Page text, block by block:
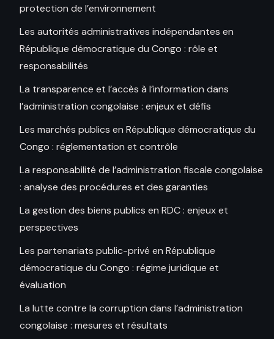
protection de l’environnement
Les autorités administratives indépendantes en
République démocratique du Congo : rôle et
responsabilités
La transparence et l’accès à l’information dans
l’administration congolaise : enjeux et défis
Les marchés publics en République démocratique du
Congo : réglementation et contrôle
La responsabilité de l’administration fiscale congolaise
: analyse des procédures et des garanties
La gestion des biens publics en RDC : enjeux et
perspectives
Les partenariats public-privé en République
démocratique du Congo : régime juridique et
évaluation
La lutte contre la corruption dans l’administration
congolaise : mesures et résultats